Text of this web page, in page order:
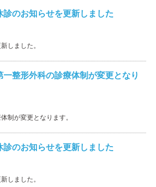
診のお知らせを更新しました
しました。
一整形外科の診療体制が変更となり
制が変更となります。
診のお知らせを更新しました
しました。